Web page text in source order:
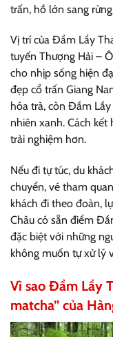
trấn, hồ lớn sang
Vị trí của Đầm Lầy
tuyến Thượng Hải –
cho nhịp sống hiện
đẹp cổ trấn Giang
hóa trà, còn Đầm
nhiên xanh. Cách
trải nghiệm hơn.
Nếu đi tự túc, du
chuyển, vé tham
khách đi theo đoàn,
Châu có sẵn điểm
đặc biệt với những
không muốn tự xử lý
Vì sao Đầm Lầy
matcha” của